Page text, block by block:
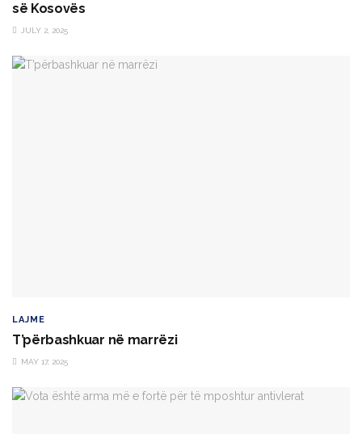
së Kosovës
JULY 2, 2025
LAJME
T’përbashkuar në marrëzi
MAY 17, 2025